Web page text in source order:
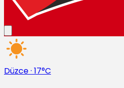
Düzce· 17°C